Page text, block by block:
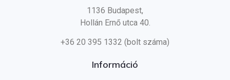
1136 Budapest,
Hollán Ernő utca 40.
+36 20 395 1332 (bolt száma)
Információ